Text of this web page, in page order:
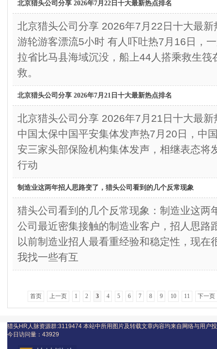
北京猎头公司分享 2026年7月22日十大最新热点排名
北京猎头公司分享 2026年7月22日十大
游轮游客漂流5小时 有人吓吐热7月16日，
拉省比马县海域沉没，船上44人搭乘救生筏
救。
北京猎头公司分享 2026年7月21日十大最新热点排名
北京猎头公司分享 2026年7月21日十大
中国太保中国平安集体发声热7月20日，中
安三家头部保险机构集体发声，相继表态将
行动
制造业这两年招人思路变了，猎头公司看到的几个反常现象
猎头公司看到的几个反常现象：制造业
公司最近密集接触的制造业客户，招人思路
以前制造业招人最看重经验和稳定性，现在
我找一些有互
首页 上一页 1 2 3 4 5 6 7 8 9 10 11 下一页
猎头HR人脉资源群:3119474 本站中所用图片及转载文章内容均来自网络与用户
今日访问量： 43929